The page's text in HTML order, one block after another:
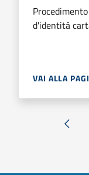
d'identità
VAI ALLA
«